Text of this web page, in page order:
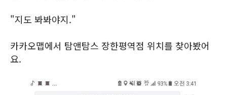
"지도 봐봐야지."
카카오맵에서 탐앤탐스 장한평역점 위치를 찾아봤어
요.